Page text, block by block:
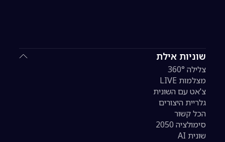
שוניות אילת
צלילה 360°
מצלמות LIVE
צ'אט עם השונית
גלריית היצורים
הכל קשור
סימולציה 2050
שונית AI